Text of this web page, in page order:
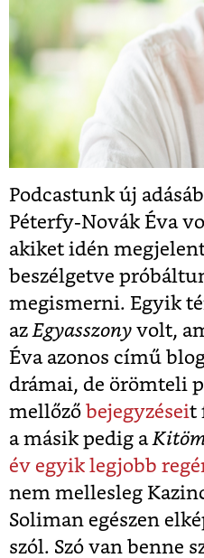
Podcastunk új
Péterfy-Novák Éva
akiket idén
beszélgetve
megismerni. Egyik
az Egyasszony volt,
Éva azonos című
drámai, de örömteli
mellőző bejegyzéseit
a másik pedig a
év egyik legjobb
nem mellesleg
Soliman egészen
szól. Szó van benne